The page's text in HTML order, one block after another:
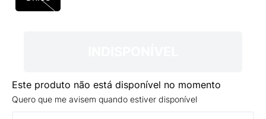
Este produto não está disponível no momento
Quero que me avisem quando estiver disponível
VEJA COUNTRY